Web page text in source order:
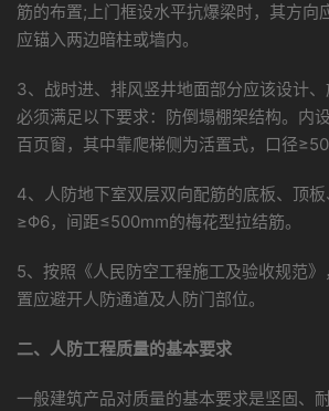
筋的布置;上门框设水平抗爆梁时，其方向
应锚入两边暗柱或墙内。
3、战时进、排风竖井地面部分应该设计
必须满足以下要求：防倒塌棚架结构。内
百页窗，其中靠爬梯侧为活置式，口径
4、人防地下室双层双向配筋的底板、顶
≥Φ6，间距≤500mm的梅花型拉结筋。
5、按照《人民防空工程施工及验收规范
置应避开人防通道及人防门部位。
二、人防工程质量的基本要求
一般建筑产品对质量的基本要求是坚固、